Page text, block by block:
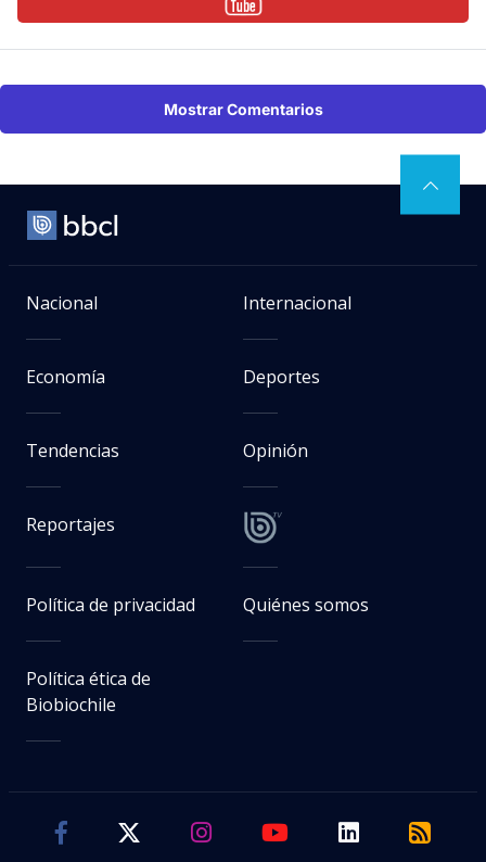
Mostrar Comentarios
Nacional Internacional
Economía Deportes
Tendencias Opinión
Reportajes
Política de privacidad Quiénes somos
Política ética de
Biobiochile